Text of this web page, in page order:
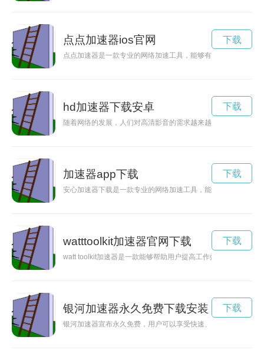
点点加速器ios官网
点点加速器是一款专业的网络加速工具，能够有效提升网络传
下载
hd加速器下载安卓
随着网络的发展，人们对高清影音的需求越来越高。而使用HD
下载
加速器app下载
安心加速器下载是一款专业的网络加速工具，能够有效提升网
下载
watttoolkit加速器官网下载
watt toolkit加速器是一款能够帮助用户提高工作效率的工具，
下载
银河加速器永久免费下载安装
银河加速器宣布永久免费，用户可以享受快速、稳定的网络加速
下载